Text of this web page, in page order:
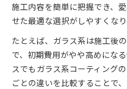
施工内容を簡単に把握でき、
せた最適な選択がしやすくなり
たとえば、ガラス系は施工後
で、初期費用がやや高めにな
スでもガラス系コーティング
ごとの違いを比較することで